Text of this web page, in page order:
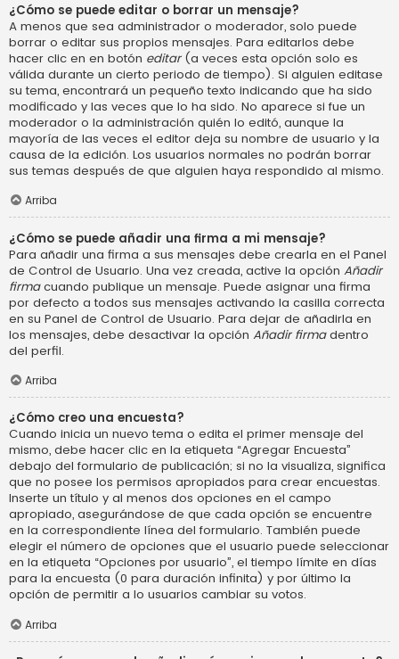
¿Cómo se puede editar o borrar un mensaje?
A menos que sea administrador o moderador, solo puede
borrar o editar sus propios mensajes. Para editarlos debe
hacer clic en en botón editar(a veces esta opción solo es
válida durante un cierto periodo de tiempo). Si alguien editase
su tema, encontrará un pequeño texto indicando que ha sido
modificado y las veces que lo ha sido. No aparece si fue un
moderador o la administración quién lo editó, aunque la
mayoría de las veces el editor deja su nombre de usuario y la
causa de la edición. Los usuarios normales no podrán borrar
sus temas después de que alguien haya respondido al mismo.
Arriba
¿Cómo se puede añadir una firma a mi mensaje?
Para añadir una firma a sus mensajes debe crearla en el Panel
de Control de Usuario. Una vez creada, active la opción Añadir
firmacuando publique un mensaje. Puede asignar una firma
por defecto a todos sus mensajes activando la casilla correcta
en su Panel de Control de Usuario. Para dejar de añadirla en
los mensajes, debe desactivar la opción Añadir firmadentro
del perfil.
Arriba
¿Cómo creo una encuesta?
Cuando inicia un nuevo tema o edita el primer mensaje del
mismo, debe hacer clic en la etiqueta “Agregar Encuesta”
debajo del formulario de publicación; si no la visualiza, significa
que no posee los permisos apropiados para crear encuestas.
Inserte un título y al menos dos opciones en el campo
apropiado, asegurándose de que cada opción se encuentre
en la correspondiente línea del formulario. También puede
elegir el número de opciones que el usuario puede seleccionar
en la etiqueta “Opciones por usuario”, el tiempo límite en días
para la encuesta (0 para duración infinita) y por último la
opción de permitir a lo usuarios cambiar su votos.
Arriba